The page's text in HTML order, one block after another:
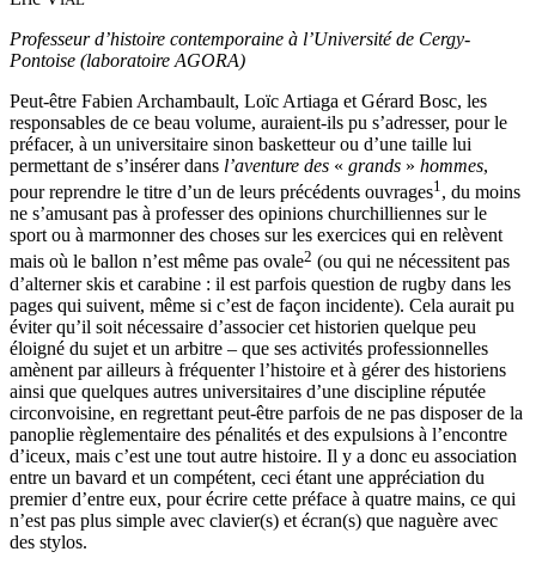
Professeur d’histoire contemporaine à l’Université de Cergy-
Pontoise (laboratoire AGORA)
Peut-être Fabien Archambault, Loïc Artiaga et Gérard Bosc, les
responsables de ce beau volume, auraient-ils pu s’adresser, pour le
préfacer, à un universitaire sinon basketteur ou d’une taille lui
permettant de s’insérer dans l’aventure des « grands » hommes,
pour reprendre le titre d’un de leurs précédents ouvrages1 , du moins
ne s’amusant pas à professer des opinions churchilliennes sur le
sport ou à marmonner des choses sur les exercices qui en relèvent
mais où le ballon n’est même pas ovale2 (ou qui ne nécessitent pas
d’alterner skis et carabine : il est parfois question de rugby dans les
pages qui suivent, même si c’est de façon incidente). Cela aurait pu
éviter qu’il soit nécessaire d’associer cet historien quelque peu
éloigné du sujet et un arbitre – que ses activités professionnelles
amènent par ailleurs à fréquenter l’histoire et à gérer des historiens
ainsi que quelques autres universitaires d’une discipline réputée
circonvoisine, en regrettant peut-être parfois de ne pas disposer de la
panoplie règlementaire des pénalités et des expulsions à l’encontre
d’iceux, mais c’est une tout autre histoire. Il y a donc eu association
entre un bavard et un compétent, ceci étant une appréciation du
premier d’entre eux, pour écrire cette préface à quatre mains, ce qui
n’est pas plus simple avec clavier(s) et écran(s) que naguère avec
des stylos.